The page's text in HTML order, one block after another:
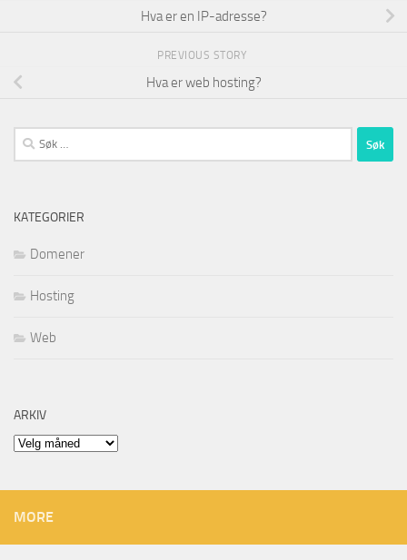
Hva er en IP-adresse?
PREVIOUS STORY
Hva er web hosting?
Søk
etter:
KATEGORIER
Domener
Hosting
Web
ARKIV
Arkiv
MORE